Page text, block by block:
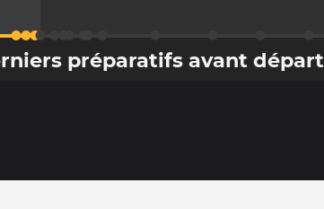
préparatifs avant départ